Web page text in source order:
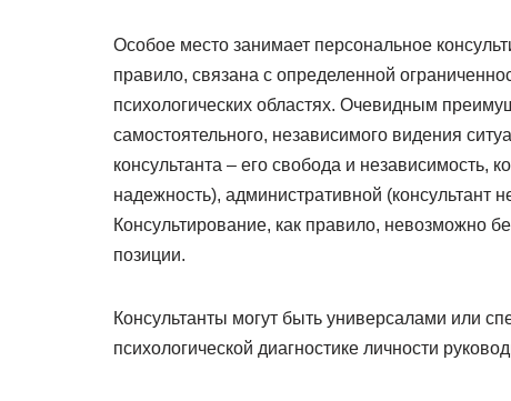
Особое место занимает персональное
правило, связана с определенной
психологических областях. Очевидным
самостоятельного, независимого видения
консультанта – его свобода и независимость,
надежность), административной (консультант
Консультирование, как правило, невозможно
позиции.
Консультанты могут быть универсалами или
психологической диагностике личности